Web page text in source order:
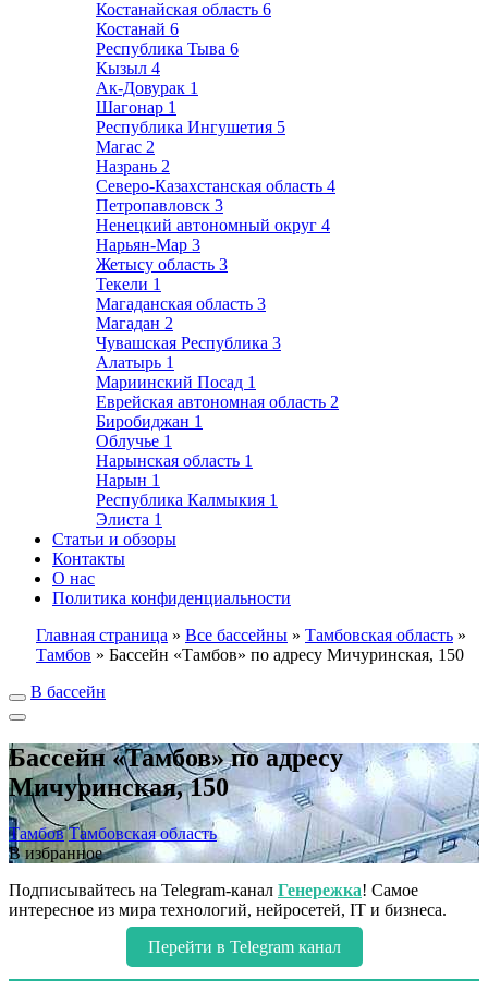
Костанайская область 6
Костанай 6
Республика Тыва 6
Кызыл 4
Ак-Довурак 1
Шагонар 1
Республика Ингушетия 5
Магас 2
Назрань 2
Северо-Казахстанская область 4
Петропавловск 3
Ненецкий автономный округ 4
Нарьян-Мар 3
Жетысу область 3
Текели 1
Магаданская область 3
Магадан 2
Чувашская Республика 3
Алатырь 1
Мариинский Посад 1
Еврейская автономная область 2
Биробиджан 1
Облучье 1
Нарынская область 1
Нарын 1
Республика Калмыкия 1
Элиста 1
Статьи и обзоры
Контакты
О нас
Политика конфиденциальности
Главная страница » Все бассейны » Тамбовская область »
Тамбов » Бассейн «Тамбов» по адресу Мичуринская, 150
В бассейн
Бассейн «Тамбов» по адресу
Мичуринская, 150
Тамбов Тамбовская область
В избранное
Подписывайтесь на Telegram-канал Генережка! Самое
интересное из мира технологий, нейросетей, IT и бизнеса.
Перейти в Telegram канал